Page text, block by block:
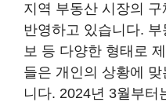
지역 부동산 시장의
반영하고 있습니다.
보 등 다양한 형태로
들은 개인의 상황에 맞
니다. 2024년 3월부터